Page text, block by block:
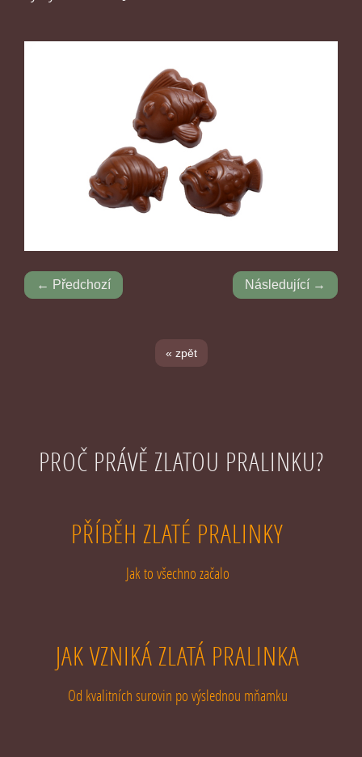
← Předchozí Následující →
« zpět
PROČ PRÁVĚ ZLATOU PRALINKU?
PŘÍBĚH ZLATÉ PRALINKY
Jak to všechno začalo
JAK VZNIKÁ ZLATÁ PRALINKA
Od kvalitních surovin po výslednou mňamku